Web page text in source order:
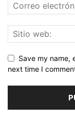
Save my name,
next time I